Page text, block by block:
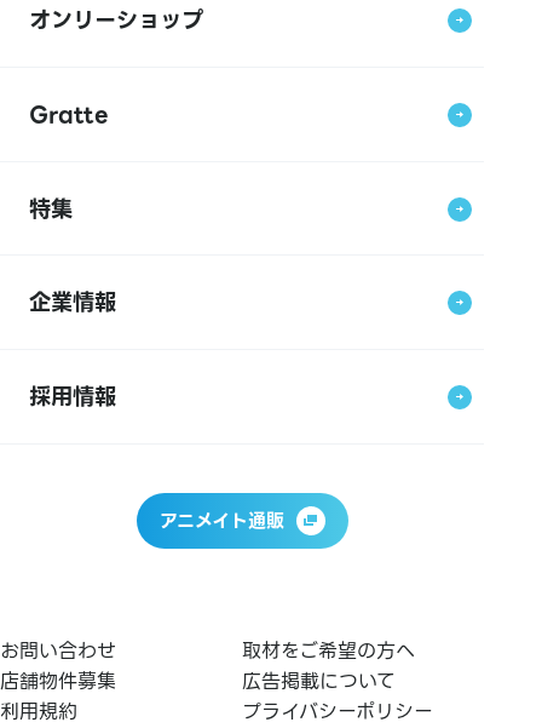
オンリーショップ
Gratte
特集
企業情報
採用情報
アニメイト通販
お問い合わせ
取材をご希望の方へ
店舗物件募集
広告掲載について
利用規約
プライバシーポリシー